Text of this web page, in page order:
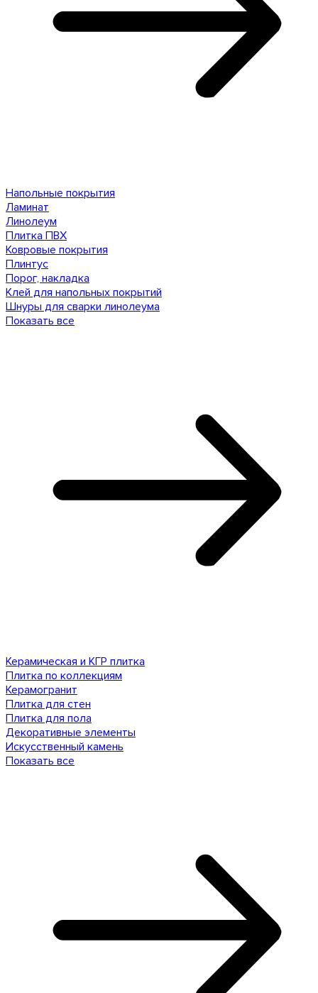
Напольные покрытия
Ламинат
Линолеум
Плитка ПВХ
Ковровые покрытия
Плинтус
Порог, накладка
Клей для напольных покрытий
Шнуры для сварки линолеума
Показать все
Керамическая и КГР плитка
Плитка по коллекциям
Керамогранит
Плитка для стен
Плитка для пола
Декоративные элементы
Искусственный камень
Показать все